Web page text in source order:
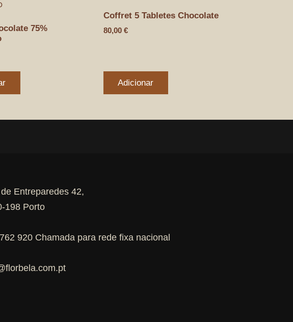
75%
Coffret 5 Tabletes Chocolate
80,00 €
Adicionar
Entreparedes 42,
198 Porto
920 Chamada para rede fixa nacional